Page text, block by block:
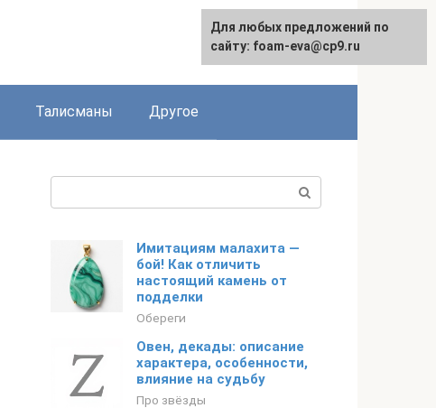
Талисманы Другое
Имитациям малахита —
бой! Как отличить
настоящий камень от
подделки
Обереги
Овен, декады: описание
характера, особенности,
влияние на судьбу
Про звёзды
Для любых предложений по
сайту: foam-eva@cp9.ru